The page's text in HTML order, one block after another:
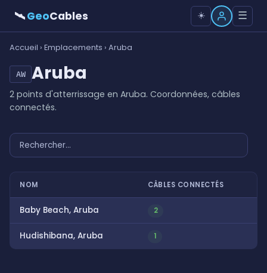
🛰GeoCables ☀️ ☰
Accueil › Emplacements › Aruba
AW Aruba
2 points d'atterrissage en Aruba. Coordonnées, câbles
connectés.
NOM CÂBLES CONNECTÉS
Baby Beach, Aruba 2
Hudishibana, Aruba 1